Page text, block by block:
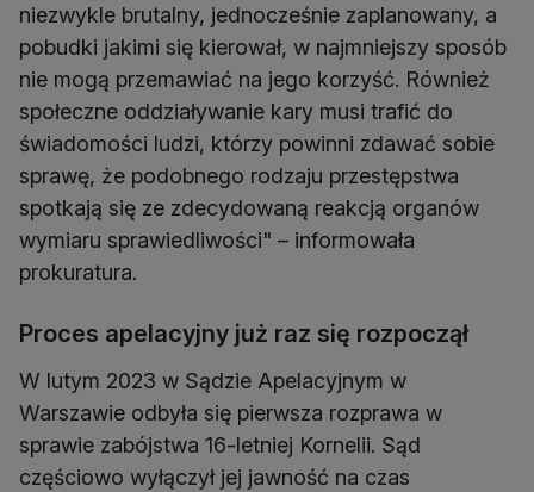
niezwykle brutalny, jednocześnie zaplanowany, a
pobudki jakimi się kierował, w najmniejszy sposób
nie mogą przemawiać na jego korzyść. Również
społeczne oddziaływanie kary musi trafić do
świadomości ludzi, którzy powinni zdawać sobie
sprawę, że podobnego rodzaju przestępstwa
spotkają się ze zdecydowaną reakcją organów
wymiaru sprawiedliwości" – informowała
prokuratura.
Proces apelacyjny już raz się rozpoczął
W lutym 2023 w Sądzie Apelacyjnym w
Warszawie odbyła się pierwsza rozprawa w
sprawie zabójstwa 16-letniej Kornelii. Sąd
częściowo wyłączył jej jawność na czas